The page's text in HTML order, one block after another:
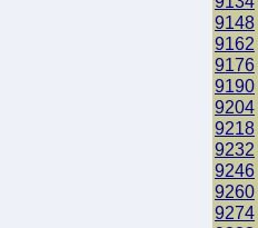
9148
9162
9176
9190
9204
9218
9232
9246
9260
9274